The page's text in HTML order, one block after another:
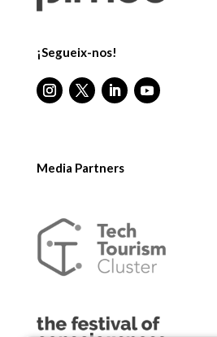
¡Segueix-nos!
Media Partners